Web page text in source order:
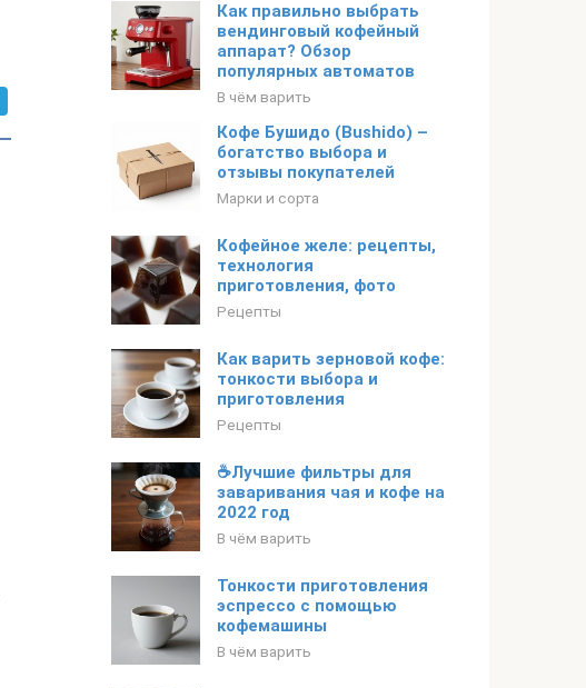
Как правильно выбрать
вендинговый кофейный
аппарат? Обзор
популярных автоматов
В чём варить
Кофе Бушидо (Bushido) –
богатство выбора и
отзывы покупателей
Марки и сорта
Кофейное желе: рецепты,
технология
приготовления, фото
Рецепты
Как варить зерновой кофе:
тонкости выбора и
приготовления
Рецепты
☕Лучшие фильтры для
заваривания чая и кофе на
2022 год
В чём варить
Тонкости приготовления
эспрессо с помощью
кофемашины
В чём варить